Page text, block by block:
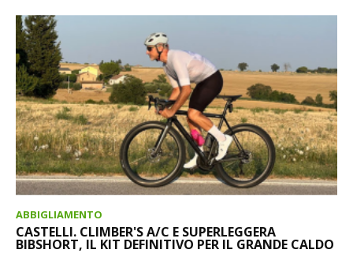
ABBIGLIAMENTO
CASTELLI. CLIMBER'S A/C E SUPERLEGGERA
BIBSHORT, IL KIT DEFINITIVO PER IL GRANDE CALDO